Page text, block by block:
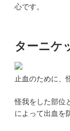
心です。
ターニケ
止血のために、
怪我をした部位
によって出血を